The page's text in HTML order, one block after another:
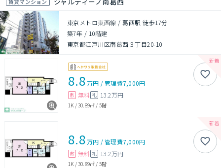
東京メトロ東西線 / 葛西駅 徒歩17分
築7年 / 10階建
東京都江戸川区南葛西３丁目20-10
8.8万円 /管理費7,000円
敷 無料 礼 13.2万円
1K /30.89㎡ / 5階
8.8万円 /管理費7,000円
敷 無料 礼 13.2万円
1K /30.89㎡ / 5階